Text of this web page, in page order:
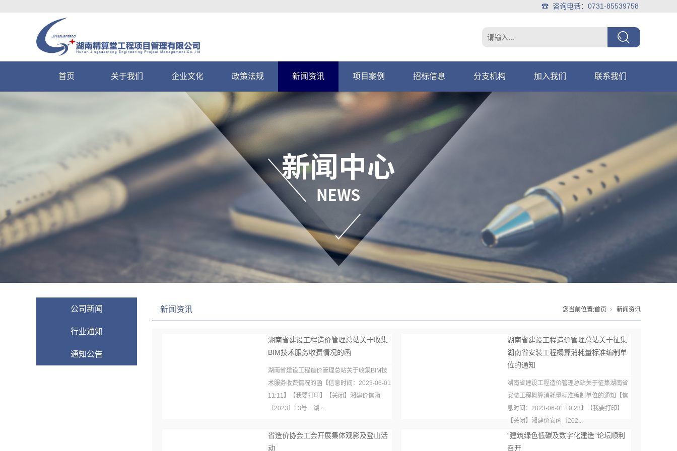
☎ 咨询电话：0731-85539758
首页 关于我们 企业文化 政策法规 新闻资讯 项目案例 招标信息 分支机构 加入我们 联系我们
公司新闻
行业通知
通知公告
新闻资讯 您当前位置:首页 新闻资讯
湖南省建设工程造价管理总站关于收集
BIM技术服务收费情况的函
湖南省建设工程造价管理总站关于收集BIM技
术服务收费情况的函【信息时间：2023-06-01
11:11】【我要打印】【关闭】湘建价信函
〔2023〕13号 湖...
湖南省建设工程造价管理总站关于征集
湖南省安装工程概算消耗量标准编制单
位的通知
湖南省建设工程造价管理总站关于征集湖南省
安装工程概算消耗量标准编制单位的通知【信
息时间：2023-06-01 10:23】【我要打印】
【关闭】湘建价安函〔202...
省造价协会工会开展集体观影及登山活
动
“建筑绿色低碳及数字化建造”论坛顺利
召开